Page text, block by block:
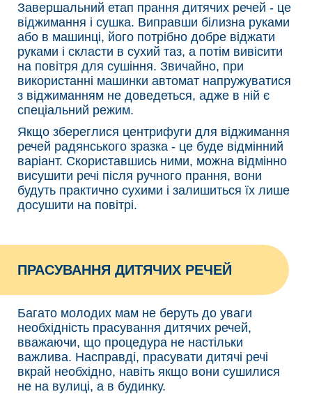
Завершальний етап прання дитячих речей - це
віджимання і сушка. Виправши білизна руками
або в машинці, його потрібно добре віджати
руками і скласти в сухий таз, а потім вивісити
на повітря для сушіння. Звичайно, при
використанні машинки автомат напружуватися
з віджиманням не доведеться, адже в ній є
спеціальний режим.
Якщо збереглися центрифуги для віджимання
речей радянського зразка - це буде відмінний
варіант. Скориставшись ними, можна відмінно
висушити речі після ручного прання, вони
будуть практично сухими і залишиться їх лише
досушити на повітрі.
ПРАСУВАННЯ ДИТЯЧИХ РЕЧЕЙ
Багато молодих мам не беруть до уваги
необхідність прасування дитячих речей,
вважаючи, що процедура не настільки
важлива. Насправді, прасувати дитячі речі
вкрай необхідно, навіть якщо вони сушилися
не на вулиці, а в будинку.